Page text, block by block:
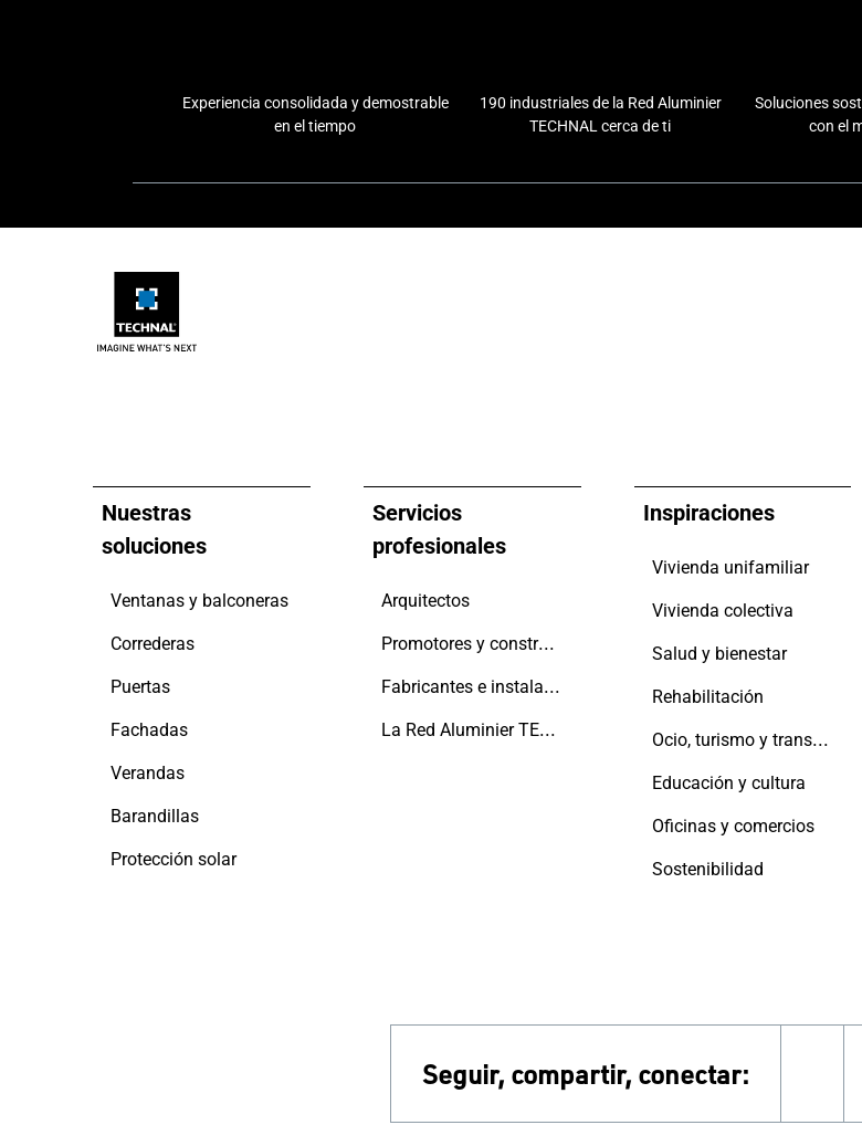
Experiencia consolidada y demostrable
en el tiempo
190 industriales de la Red Aluminier
TECHNAL cerca de ti
Soluciones
con el
Nuestras
soluciones
Ventanas y balconeras
Correderas
Puertas
Fachadas
Verandas
Barandillas
Protección solar
Servicios
profesionales
Arquitectos
Promotores y constructores
Fabricantes e instaladores
La Red Aluminier TECHNAL
Inspiraciones
Vivienda unifamiliar
Vivienda colectiva
Salud y bienestar
Rehabilitación
Ocio, turismo y transporte
Educación y cultura
Oficinas y comercios
Sostenibilidad
Seguir, compartir, conectar: